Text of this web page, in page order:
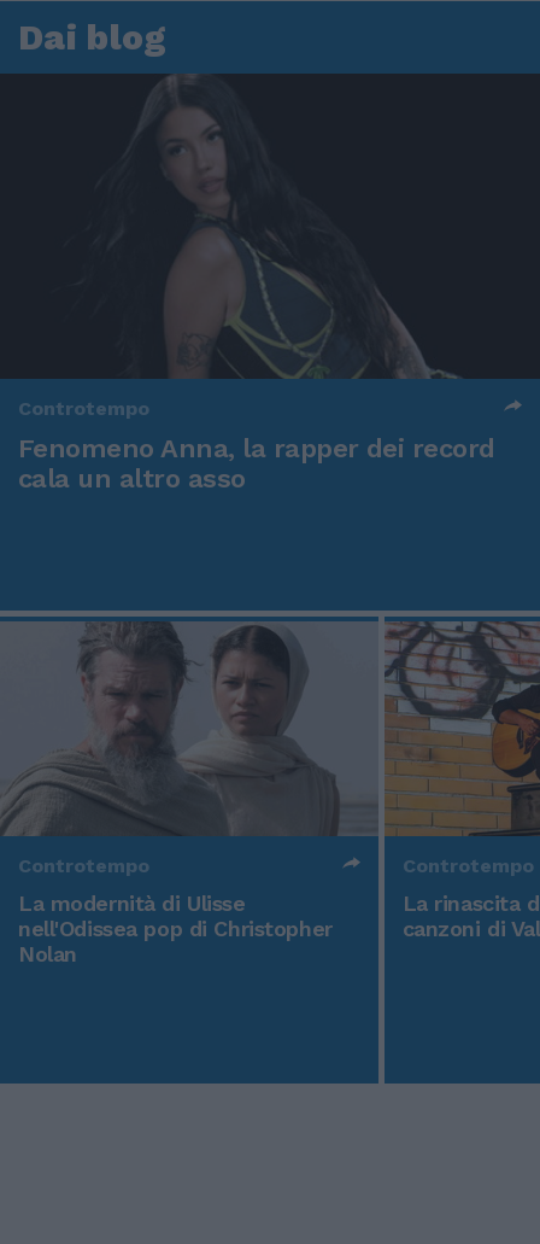
Dai blog
Controtempo
Fenomeno Anna, la rapper dei record
cala un altro asso
Controtempo
La modernità di Ulisse
nell'Odissea pop di Christopher
Nolan
Controtempo
La rinascita
canzoni di